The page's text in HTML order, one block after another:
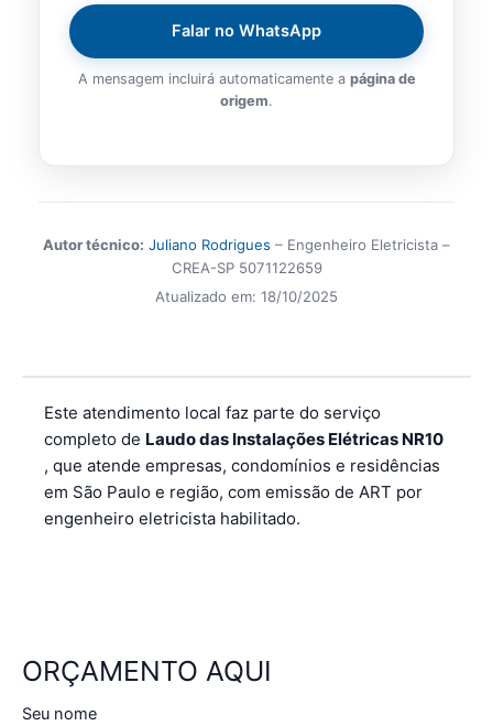
Falar no WhatsApp
A mensagem incluirá automaticamente a página de
origem.
Autor técnico: Juliano Rodrigues – Engenheiro Eletricista –
CREA-SP 5071122659
Atualizado em: 18/10/2025
Este atendimento local faz parte do serviço
completo de Laudo das Instalações Elétricas NR10
, que atende empresas, condomínios e residências
em São Paulo e região, com emissão de ART por
engenheiro eletricista habilitado.
ORÇAMENTO AQUI
Seu nome